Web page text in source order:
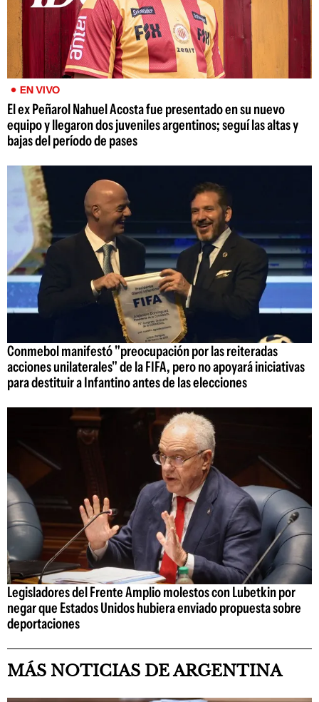
EN VIVO
El ex Peñarol Nahuel Acosta fue presentado en su nuevo
equipo y llegaron dos juveniles argentinos; seguí las altas y
bajas del período de pases
Conmebol manifestó "preocupación por las reiteradas
acciones unilaterales" de la FIFA, pero no apoyará iniciativas
para destituir a Infantino antes de las elecciones
Legisladores del Frente Amplio molestos con Lubetkin por
negar que Estados Unidos hubiera enviado propuesta sobre
deportaciones
MÁS NOTICIAS DE ARGENTINA